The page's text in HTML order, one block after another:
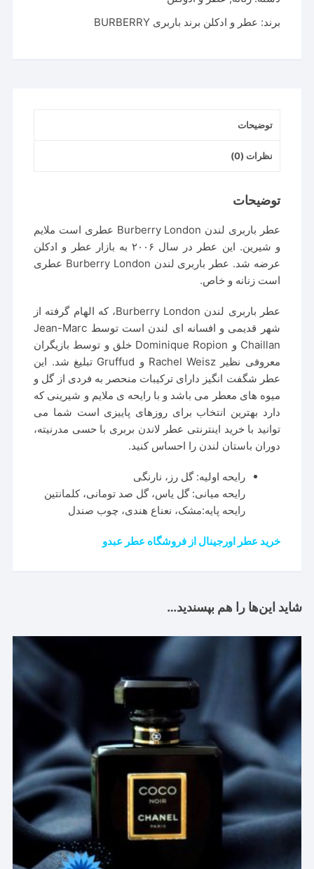
برند: عطر و ادکلن برند باربری BURBERRY
توضیحات
نظرات (0)
توضیحات
عطر باربری لندن Burberry London عطری است ملایم
و شیرین. این عطر در سال ۲۰۰۶ به بازار عطر و ادکلن
عرضه شد. عطر باربری لندن Burberry London عطری
است زنانه و خاص.
عطر باربری لندن Burberry London، که الهام گرفته از
شهر قدیمی و افسانه ای لندن است توسط Jean-Marc
Chaillan و Dominique Ropion خلق و توسط بازیگران
معروفی نظیر Rachel Weisz و Gruffud تبلیغ شد. این
عطر شگفت انگیز دارای ترکیبات منحصر به فردی از گل و
میوه های معطر می باشد و با رایحه ی ملایم و شیرینی که
دارد بهترین انتخاب برای روزهای پاییزی است شما می
توانید با خرید اینترنتی عطر لاندن بربری با حسی مدرنیته،
دوران باستان لندن را احساس کنید.
رایحه اولیه: گل رز، نارنگی
رایحه میانی: گل یاس، گل صد تومانی، کلمانتین
رایحه پایه:مشک، نعناع هندی، چوب صندل
خرید عطر اورجینال از فروشگاه عطر عبدو
شاید این‌ها را هم بپسندید…